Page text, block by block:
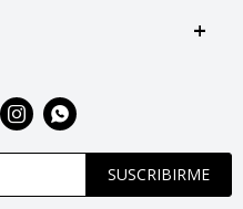
SUSCRIBIRME
 